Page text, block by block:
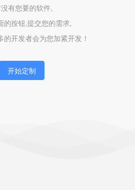
有您要的软件,
的按钮,提交您的需求,
的开发者会为您加紧开发！
开始定制